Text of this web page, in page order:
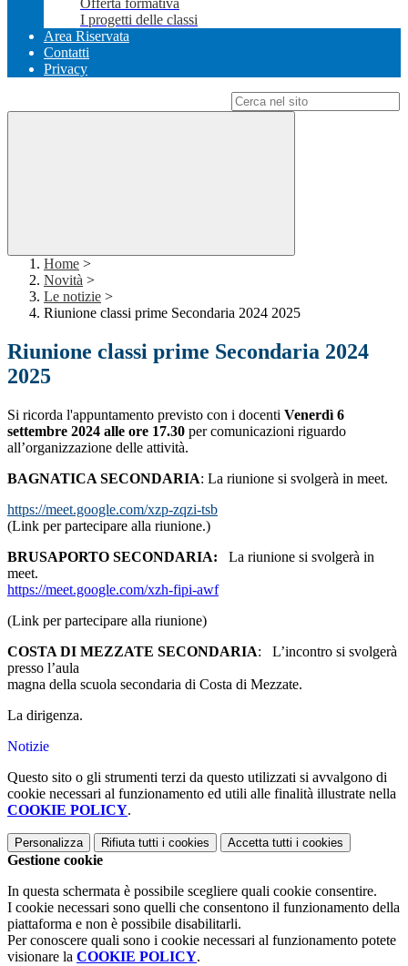
Offerta formativa
I progetti delle classi
Area Riservata
Contatti
Privacy
Home >
Novità >
Le notizie >
Riunione classi prime Secondaria 2024 2025
Riunione classi prime Secondaria 2024
2025
Si ricorda l'appuntamento previsto con i docenti Venerdì 6
settembre 2024 alle ore 17.30 per comunicazioni riguardo
all’organizzazione delle attività.
BAGNATICA SECONDARIA: La riunione si svolgerà in meet.
https://meet.google.com/xzp-zqzi-tsb
(Link per partecipare alla riunione.)
BRUSAPORTO SECONDARIA: La riunione si svolgerà in
meet.
https://meet.google.com/xzh-fipi-awf
(Link per partecipare alla riunione)
COSTA DI MEZZATE SECONDARIA: L’incontro si svolgerà
presso l’aula
magna della scuola secondaria di Costa di Mezzate.
La dirigenza.
Notizie
Questo sito o gli strumenti terzi da questo utilizzati si avvalgono di
cookie necessari al funzionamento ed utili alle finalità illustrate nella
COOKIE POLICY.
Personalizza Rifiuta tutti i cookies Accetta tutti i cookies
Gestione cookie
In questa schermata è possibile scegliere quali cookie consentire.
I cookie necessari sono quelli che consentono il funzionamento della
piattaforma e non è possibile disabilitarli.
Per conoscere quali sono i cookie necessari al funzionamento potete
visionare la COOKIE POLICY.